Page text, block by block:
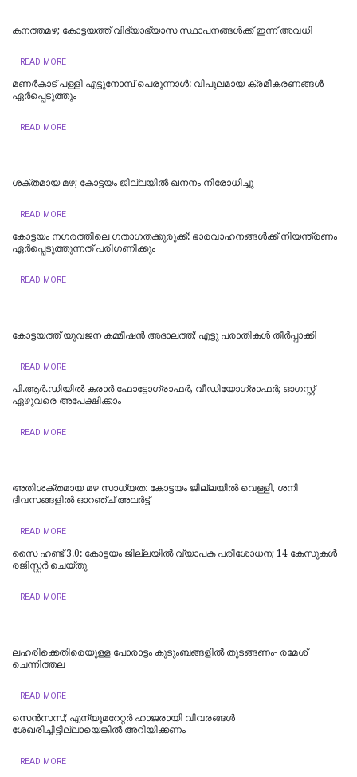
കനത്തമഴ; കോട്ടയത്ത് വിദ്യാഭ്യാസ സ്ഥാപനങ്ങള്‍ക്ക് ഇന്ന് അവധി
READ MORE
മണർകാട് പള്ളി എട്ടുനോമ്പ് പെരുന്നാൾ: വിപുലമായ ക്രമീകരണങ്ങൾ
ഏർപ്പെടുത്തും
READ MORE
ശക്തമായ മഴ; കോട്ടയം ജില്ലയില്‍ ഖനനം നിരോധിച്ചു
READ MORE
കോട്ടയം നഗരത്തിലെ ഗതാഗതക്കുരുക്ക്: ഭാരവാഹനങ്ങൾക്ക് നിയന്ത്രണം
ഏർപ്പെടുത്തുന്നത് പരിഗണിക്കും
READ MORE
കോട്ടയത്ത് യുവജന കമ്മീഷൻ അദാലത്ത്; എട്ടു പരാതികൾ തീർപ്പാക്കി
READ MORE
പി.ആർ.ഡിയിൽ കരാർ ഫോട്ടോഗ്രാഫർ, വീഡിയോഗ്രാഫർ; ഓഗസ്റ്റ്
ഏഴുവരെ അപേക്ഷിക്കാം
READ MORE
അതിശക്തമായ മഴ സാധ്യത: കോട്ടയം ജില്ലയിൽ വെള്ളി, ശനി
ദിവസങ്ങളിൽ ഓറഞ്ച് അലർട്ട്
READ MORE
സൈ ഹണ്ട് 3.0: കോട്ടയം ജില്ലയിൽ വ്യാപക പരിശോധന; 14 കേസുകൾ
രജിസ്റ്റർ ചെയ്തു
READ MORE
ലഹരിക്കെതിരെയുള്ള പോരാട്ടം കുടുംബങ്ങളിൽ തുടങ്ങണം- രമേശ്
ചെന്നിത്തല
READ MORE
സെൻസസ്; എന്യൂമറേറ്റർ ഹാജരായി വിവരങ്ങൾ
ശേഖരിച്ചിട്ടില്ലായെങ്കിൽ അറിയിക്കണം
READ MORE